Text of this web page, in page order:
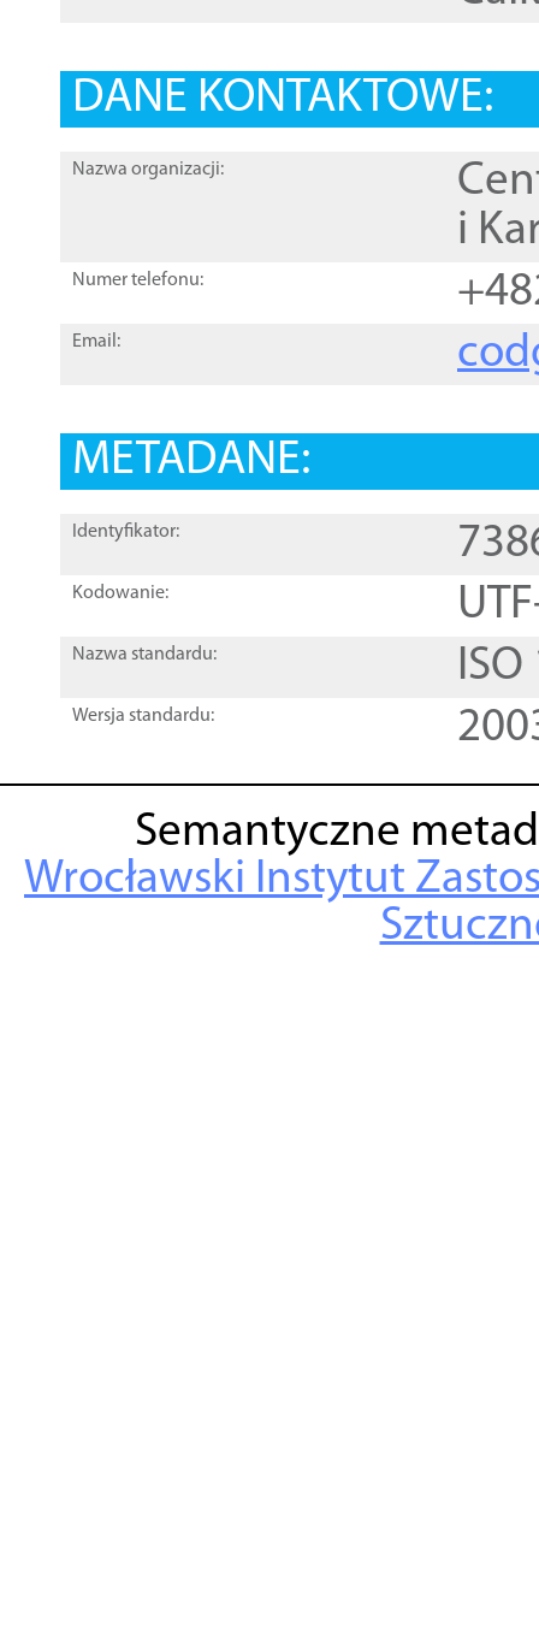
DANE KONTAKTOWE:
Nazwa organizacji:
i
Numer telefonu:
Email:
METADANE:
Identyfikator:
Kodowanie:
Nazwa standardu:
Wersja standardu:
Semantyczne
Wrocławski Instytut